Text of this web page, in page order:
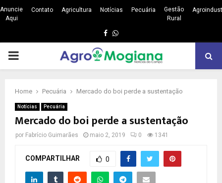
Anuncie
Aqui
Contato Agricultura Notícias Pecuária
Gestão
Rural
Facebook
Whatsapp
PRIMARY
Home Pecuária Mercado do boi perde a sustentação
Notícias Pecuária
Mercado do boi perde a sustentação
por Fabrício Guimarães maio 2, 2019 0 1341
COMPARTILHAR 0